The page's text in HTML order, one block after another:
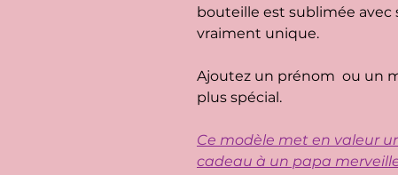
bouteille est sublimée
vraiment unique.
Ajoutez un prénom ou un
plus spécial.
Ce modèle met en valeur
cadeau à un papa